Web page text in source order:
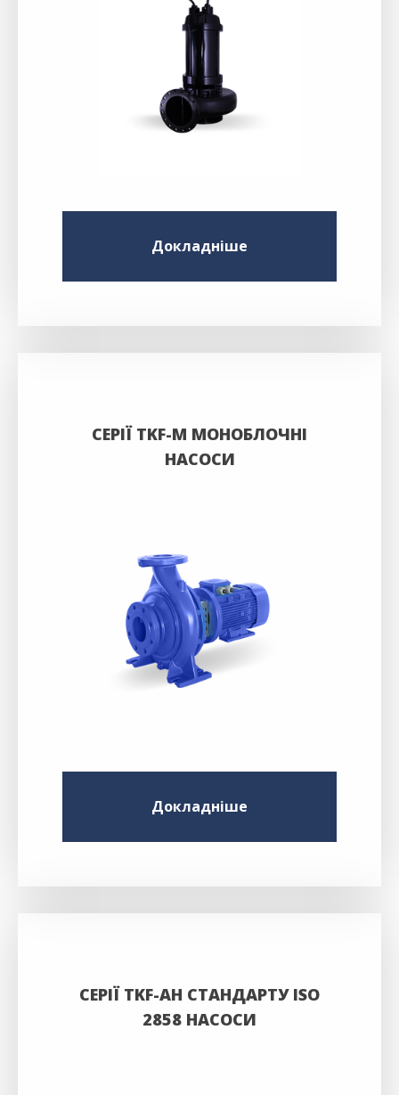
Докладніше
СЕРІЇ TKF-M МОНОБЛОЧНІ
НАСОСИ
Докладніше
СЕРІЇ TKF-AH СТАНДАРТУ ISO
2858 НАСОСИ